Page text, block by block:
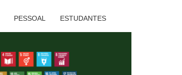
PESSOAL ESTUDANTES